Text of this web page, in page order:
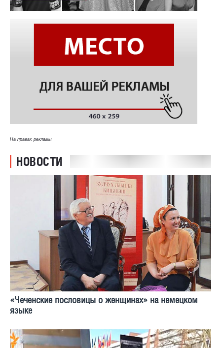
На правах рекламы
НОВОСТИ
«Чеченские пословицы о женщинах» на немецком
языке